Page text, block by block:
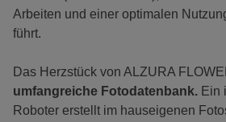
Arbeiten und einer optimalen
führt.
Das Herzstück von ALZURA
umfangreiche Fotodatenbank. Ein
Roboter erstellt im hauseigenen